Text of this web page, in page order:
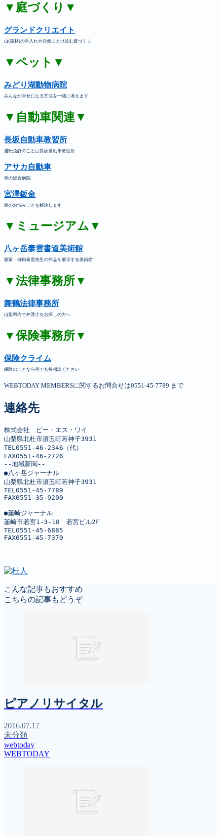
▼庭づくり▼
グランドクリエイト
山(森林)の手入れや自然にとけ込む庭づくり
▼ペット▼
みどり湖動物病院
みんなが幸せになる方法を一緒に考えます
▼自動車関連▼
長坂自動車教習所
運転免許のことは長坂自動車教習所
アサカ自動車
車の総合病院
宮澤鈑金
車のお悩みごとを解決します
▼ミュージアム▼
八ヶ岳泰雲書道美術館
書家・柳田泰雲先生の作品を展示する美術館
▼法律事務所▼
舞鶴法律事務所
山梨県内で弁護士をお探しの方へ
▼保険事務所▼
保険クライム
保険のことなら何でも後相談ください
WEBTODAY MEMBERSに関するお問合せは0551-45-7789 まで
連絡先
株式会社　ピー・エス・ワイ
山梨県北杜市須玉町若神子3931
TEL0551-46-2346（代）
FAX0551-46-2726
--地域新聞--
●八ヶ岳ジャーナル
山梨県北杜市須玉町若神子3931
TEL0551-45-7789
FAX0551-35-9200
●韮崎ジャーナル
韮崎市若宮1-3-18　若宮ビル2F
TEL0551-45-6885
FAX0551-45-7370
こんな記事もおすすめ
こちらの記事もどうぞ
ピアノリサイタル
2016.07.17
未分類
webtoday
WEBTODAY